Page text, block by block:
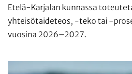
Etelä-Karjalan kunnassa
yhteisötaideteos, -teko tai -
vuosina 2026–2027.